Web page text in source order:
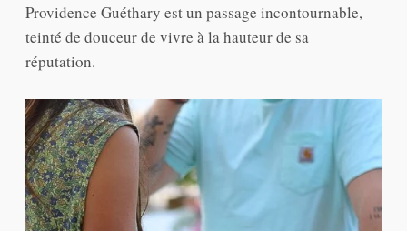
Providence Guéthary est un passage incontournable,
teinté de douceur de vivre à la hauteur de sa
réputation.